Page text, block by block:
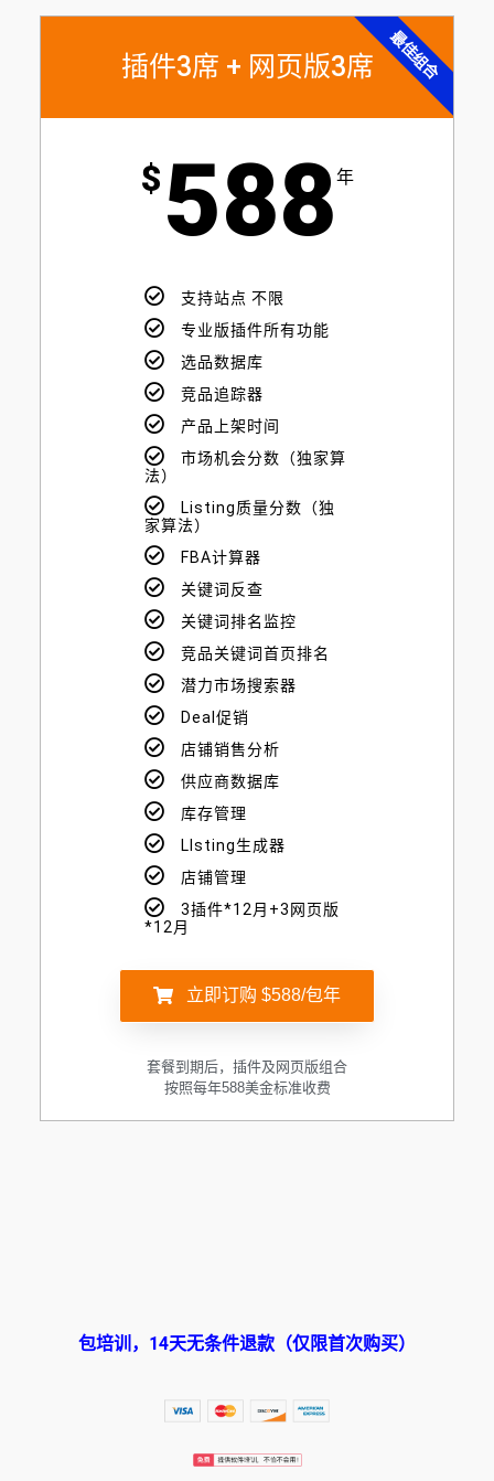
插件3席 + 网页版3席
$588年
支持站点 不限
专业版插件所有功能
选品数据库
竞品追踪器
产品上架时间
市场机会分数（独家算
法）
Listing质量分数（独
家算法）
FBA计算器
关键词反查
关键词排名监控
竞品关键词首页排名
潜力市场搜索器
Deal促销
店铺销售分析
供应商数据库
库存管理
LIsting生成器
店铺管理
3插件*12月+3网页版
*12月
最佳组合
立即订购 $588/包年
套餐到期后，插件及网页版组合
按照每年588美金标准收费
包培训，14天无条件退款（仅限首次购买）